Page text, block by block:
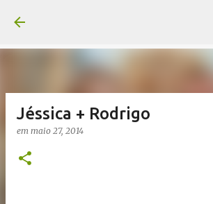
Jéssica + Rodrigo
em maio 27, 2014